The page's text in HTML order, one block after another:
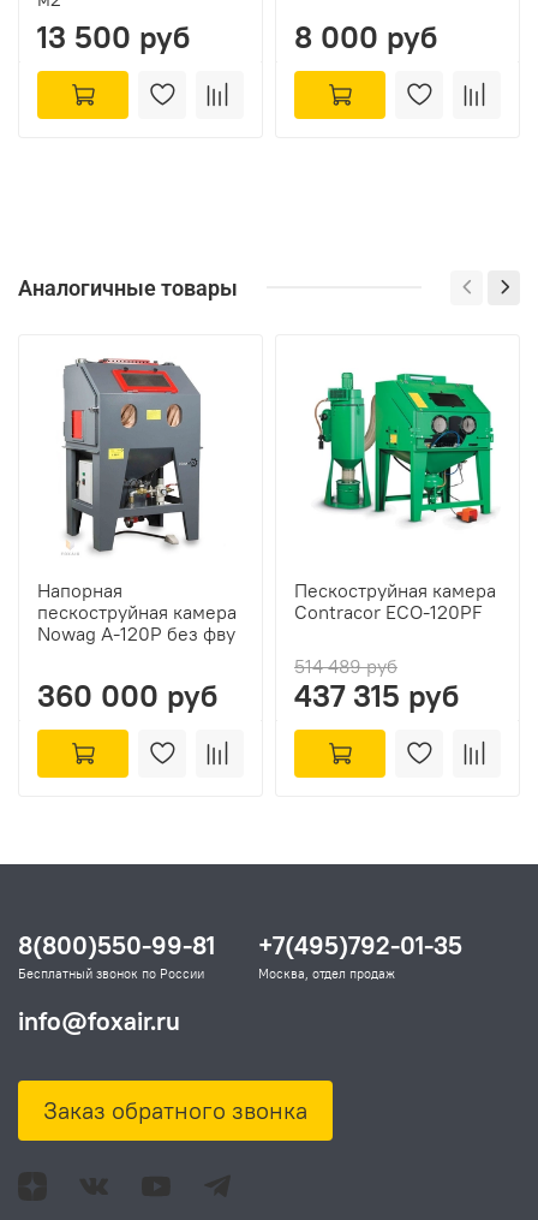
13 500 руб 8 000 руб
Аналогичные товары
Напорная
пескоструйная камера
Nowag A-120P без фву
360 000 руб
Пескоструйная камера
Contracor ECO-120PF
514 489 руб
437 315 руб
8(800)550-99-81
Бесплатный звонок по России
+7(495)792-01-35
Москва, отдел продаж
info@foxair.ru
Заказ обратного звонка